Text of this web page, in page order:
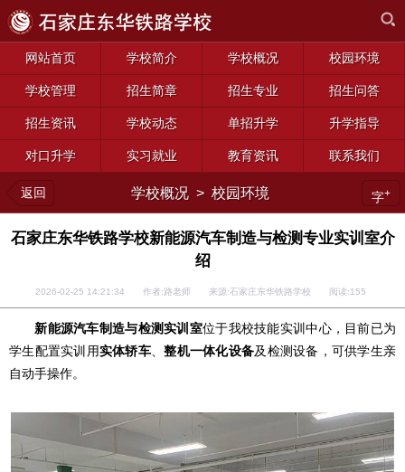
网站首页 学校简介 学校概况 校园环境
学校管理 招生简章 招生专业 招生问答
招生资讯 学校动态 单招升学 升学指导
对口升学 实习就业 教育资讯 联系我们
返回 学校概况 > 校园环境 字+
石家庄东华铁路学校新能源汽车制造与检测专业实训室介
绍
2026-02-25 14:21:34 作者:路老师 来源:石家庄东华铁路学校 阅读:155
新能源汽车制造与检测实训室位于我校技能实训中心，目前已为
学生配置实训用实体轿车 、整机一体化设备及检测设备，可供学生亲
自动手操作。